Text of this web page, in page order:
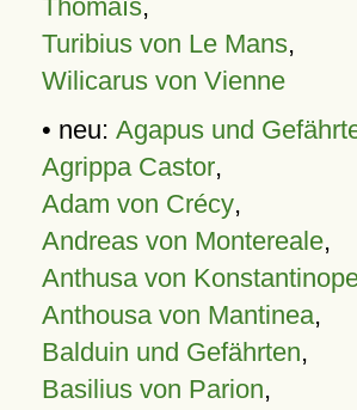
Thomaïs,
Turibius von Le Mans,
Wilicarus von Vienne
• neu: Agapus und
Agrippa Castor,
Adam von Crécy,
Andreas von Montereale,
Anthusa von
Anthousa von Mantinea,
Balduin und Gefährten,
Basilius von Parion,